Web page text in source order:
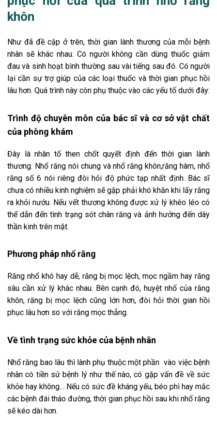
khôn
Như đã đề cập ở trên, thời gian lành thương của mỗi bệnh
nhân sẽ khác nhau. Có người không cần dùng thuốc giảm
đau và sinh hoạt bình thường sau vài tiếng sau đó. Có người
lại cần sự trợ giúp của các loại thuốc và thời gian phục hồi
lâu hơn. Quá trình này còn phụ thuộc vào các yếu tố dưới đây:
Trình độ chuyên môn của bác sĩ và cơ sở vật chất
của phòng khám
Đây là nhân tố then chốt quyết định đến thời gian lành
thương. Nhổ răng nói chung và nhổ răng khôn,răng hàm, nhổ
răng số 6 nói riêng đòi hỏi độ phức tạp nhất định. Bác sĩ
chưa có nhiều kinh nghiệm sẽ gặp phải khó khăn khi lấy răng
ra khỏi nướu. Nếu vết thương không được xử lý khéo léo có
thể dẫn đến tình trạng sót chân răng và ảnh hưởng đến dây
thần kinh trên mặt.
Phương pháp nhổ răng
Răng nhổ khó hay dễ, răng bị mọc lệch, mọc ngầm hay răng
sâu cần xử lý khác nhau. Bên cạnh đó, huyệt nhổ của răng
khôn, răng bị mọc lệch cũng lớn hơn, đòi hỏi thời gian hồi
phục lâu hơn so với răng mọc thẳng.
Về tình trạng sức khỏe của bệnh nhân
Nhổ răng bao lâu thì lành phụ thuộc một phần vào việc bệnh
nhân có tiền sử bệnh lý như thế nào, có gặp vấn đề về sức
khỏe hay không… Nếu có sức đề kháng yếu, béo phì hay mắc
các bệnh đái tháo đường, thời gian phục hồi sau khi nhổ răng
sẽ kéo dài hơn.